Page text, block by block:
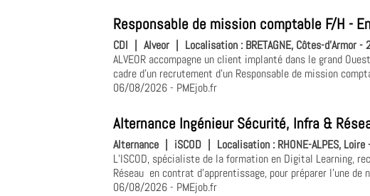
Responsable de mission comptable F/H -
CDI Alveor Localisation : BRETAGNE, Côtes-d'Armor
ALVEOR accompagne un client implanté dans le grand
cadre d'un recrutement d'un Responsable de mission
06/08/2026- PMEjob.fr
Alternance Ingénieur Sécurité, Infra &
Alternance iSCOD Localisation : RHONE-ALPES,
L’ISCOD, spécialiste de la formation en Digital Learning,
Réseau en contrat d'apprentissage, pour préparer l’une de
06/08/2026- PMEjob.fr